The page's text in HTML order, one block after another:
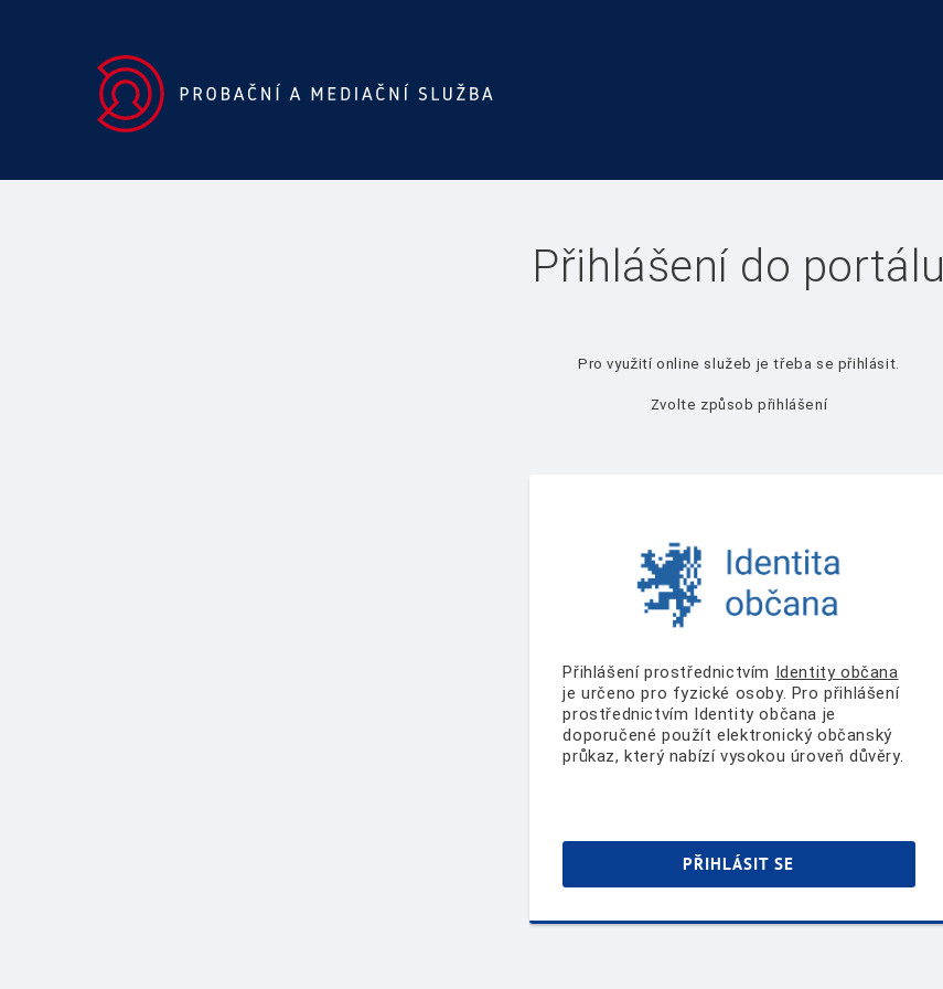
Přihlášení do portálu
Pro využití online služeb je třeba se přihlásit.
Zvolte způsob přihlášení
Přihlášení prostřednictvím Identity občana
je určeno pro fyzické osoby. Pro přihlášení
prostřednictvím Identity občana je
doporučené použít elektronický občanský
průkaz, který nabízí vysokou úroveň důvěry.
PŘIHLÁSIT SE